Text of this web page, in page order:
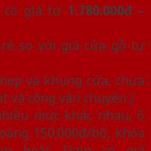
có giá từ 1.780.000đ –
so với giá cửa gỗ tự
và khung cửa, chưa
và công vận chuyển.|
mức khác nhau, ổ
150.000đ/bộ, khóa